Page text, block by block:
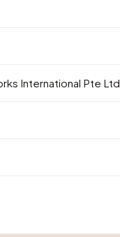
International Pte Ltd